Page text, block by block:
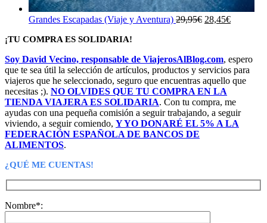
Grandes Escapadas (Viaje y Aventura) 29,95€ El
29,95€.
28,45€El
28,45€.
¡TU COMPRA ES SOLIDARIA!
Soy David Vecino, responsable de ViajerosAlBlog.com, espero
que te sea útil la selección de artículos, productos y servicios para
viajeros que he seleccionado, seguro que encuentras aquello que
necesitas ;). NO OLVIDES QUE TU COMPRA EN LA
TIENDA VIAJERA ES SOLIDARIA. Con tu compra, me
ayudas con una pequeña comisión a seguir trabajando, a seguir
viviendo, a seguir comiendo, Y YO DONARÉ EL 5% A LA
FEDERACIÓN ESPAÑOLA DE BANCOS DE
ALIMENTOS.
¿QUÉ ME CUENTAS!
Nombre*: